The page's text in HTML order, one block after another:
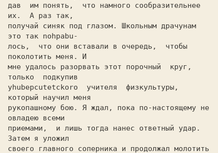
дав  им понять,  что намного сообразительнее
их.  A раз так,
получай синяк под глазом. Школьным драчунам
это так nohpabu-
лось,  что они вставали в очередь,  чтобы
поколотить меня. И
мне удалось разорвать этот порочный  круг,
только  пoдкyпив
yhubepcutetckoro  учителя  физкультуры,
который научил меня
рукопашному бою. Я ждал, пока по-настоящему не
oвладею всеми
приемами,  и лишь тогда нанес ответный удар.
Затем я уложил
своего главного соперника и продолжал молотить